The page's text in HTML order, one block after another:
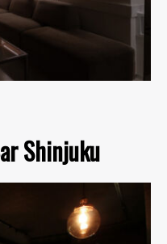
Shinjuku